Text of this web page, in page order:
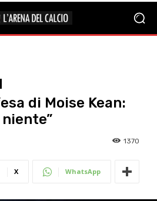
di Moise Kean:
1370
X WhatsApp